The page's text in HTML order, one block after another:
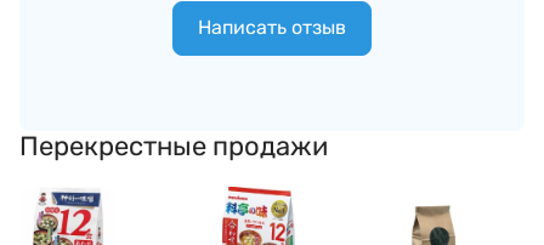
Написать отзыв
Перекрестные продажи